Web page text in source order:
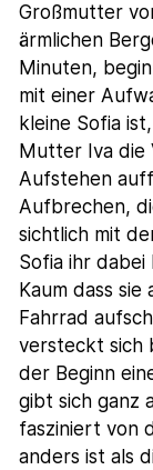
Großmutter
ärmlichen
Minuten,
mit einer
kleine Sofia
Mutter Iva die
Aufstehen
Aufbrechen,
sichtlich mit
Sofia ihr
Kaum dass
Fahrrad
versteckt sich
der Beginn
gibt sich ganz
fasziniert von
anders ist als